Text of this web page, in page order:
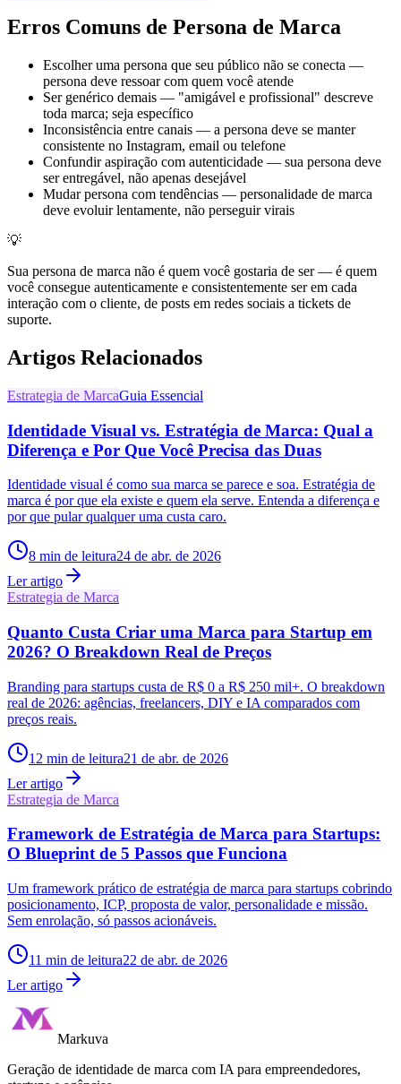
Erros Comuns de Persona de Marca
Escolher uma persona que seu público não se conecta —
persona deve ressoar com quem você atende
Ser genérico demais — "amigável e profissional" descreve
toda marca; seja específico
Inconsistência entre canais — a persona deve se manter
consistente no Instagram, email ou telefone
Confundir aspiração com autenticidade — sua persona deve
ser entregável, não apenas desejável
Mudar persona com tendências — personalidade de marca
deve evoluir lentamente, não perseguir virais
💡
Sua persona de marca não é quem você gostaria de ser — é quem
você consegue autenticamente e consistentemente ser em cada
interação com o cliente, de posts em redes sociais a tickets de
suporte.
Artigos Relacionados
Estrategia de MarcaGuia Essencial
Identidade Visual vs. Estratégia de Marca: Qual a
Diferença e Por Que Você Precisa das Duas
Identidade visual é como sua marca se parece e soa. Estratégia de
marca é por que ela existe e quem ela serve. Entenda a diferença e
por que pular qualquer uma custa caro.
8 min de leitura24 de abr. de 2026
Ler artigo
Estrategia de Marca
Quanto Custa Criar uma Marca para Startup em
2026? O Breakdown Real de Preços
Branding para startups custa de R$ 0 a R$ 250 mil+. O breakdown
real de 2026: agências, freelancers, DIY e IA comparados com
preços reais.
12 min de leitura21 de abr. de 2026
Ler artigo
Estrategia de Marca
Framework de Estratégia de Marca para Startups:
O Blueprint de 5 Passos que Funciona
Um framework prático de estratégia de marca para startups cobrindo
posicionamento, ICP, proposta de valor, personalidade e missão.
Sem enrolação, só passos acionáveis.
11 min de leitura22 de abr. de 2026
Ler artigo
Markuva
Geração de identidade de marca com IA para empreendedores,